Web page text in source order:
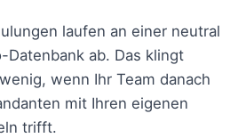
laufen an einer neutral
ab. Das klingt
wenn Ihr Team danach
mit Ihren eigenen
trifft.